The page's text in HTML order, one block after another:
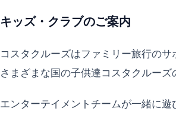
キッズ・クラブのご案内
コスタクルーズはファミリー旅行のサ
さまざまな国の子供達コスタクルーズ
エンターテイメントチームが一緒に遊